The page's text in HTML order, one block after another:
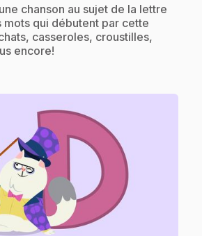
chanson au sujet de la lettre
mots qui débutent par cette
casseroles, croustilles,
encore!